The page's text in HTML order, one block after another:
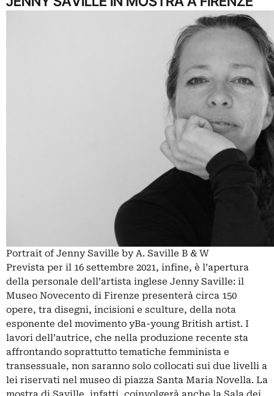
Portrait of Jenny Saville by A. Saville B & W
Prevista per il 16 settembre 2021, infine, è l’apertura
della personale dell’artista inglese Jenny Saville: il
Museo Novecento di Firenze presenterà circa 150
opere, tra disegni, incisioni e sculture, della nota
esponente del movimento yBa-young British artist. I
lavori dell’autrice, che nella produzione recente sta
affrontando soprattutto tematiche femminista e
transessuale, non saranno solo collocati sui due livelli a
lei riservati nel museo di piazza Santa Maria Novella. La